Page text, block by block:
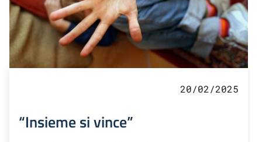
20/02/2025
“Insieme si vince”